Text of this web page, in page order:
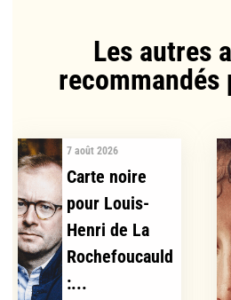
Les autres
recommandés
7 août 2026
Carte noire
pour Louis-
Henri de La
Rochefoucauld
:...